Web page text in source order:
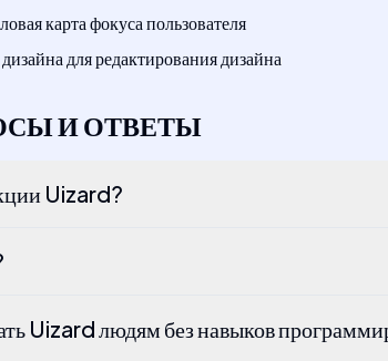
карта фокуса пользователя
для редактирования дизайна
И ОТВЕТЫ
Uizard?
Uizard людям без навыков